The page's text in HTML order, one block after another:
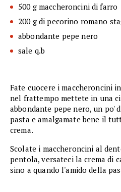
500 g maccheroncini di farro
200 g di pecorino romano
abbondante pepe nero
sale q.b
Fate cuocere i maccheroncini
nel frattempo mettete in una
abbondante pepe nero, un po'
pasta e amalgamate bene il
crema.
Scolate i maccheroncini al
pentola, versateci la crema di
sino a quando l'amido della